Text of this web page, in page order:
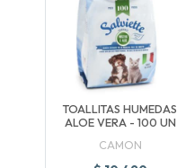
TOALLITAS HUMEDAS
ALOE VERA - 100 UN
CAMON